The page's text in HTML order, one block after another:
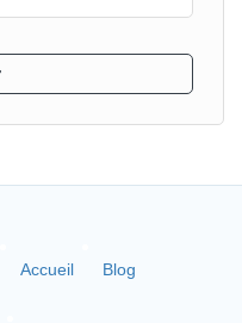
Accueil Blog